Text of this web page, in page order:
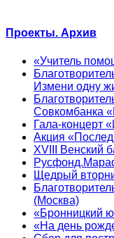
Проекты. Архив
«Учитель
Измени одну
Совкомбанка
Гала-концерт
Акция
XVIII Венский
Щедрый
(Москва)
«Бронницкий
«На день